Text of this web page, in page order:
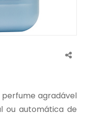
agradável
ou automática de